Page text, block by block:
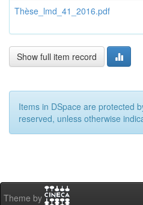
Thèse_lmd_41_2016.pdf
Show full item record
Items in DSpace are protected
reserved, unless otherwise
Theme by